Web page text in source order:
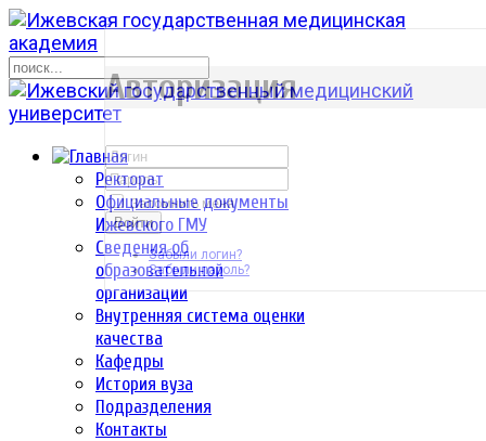
Ректорат
Официальные документы
Ижевского ГМУ
Сведения об
образовательной
организации
Внутренняя система оценки
качества
Кафедры
История вуза
Подразделения
Контакты
р
Авторизация
Запомнить меня
Войти
Забыли логин?
Забыли пароль?